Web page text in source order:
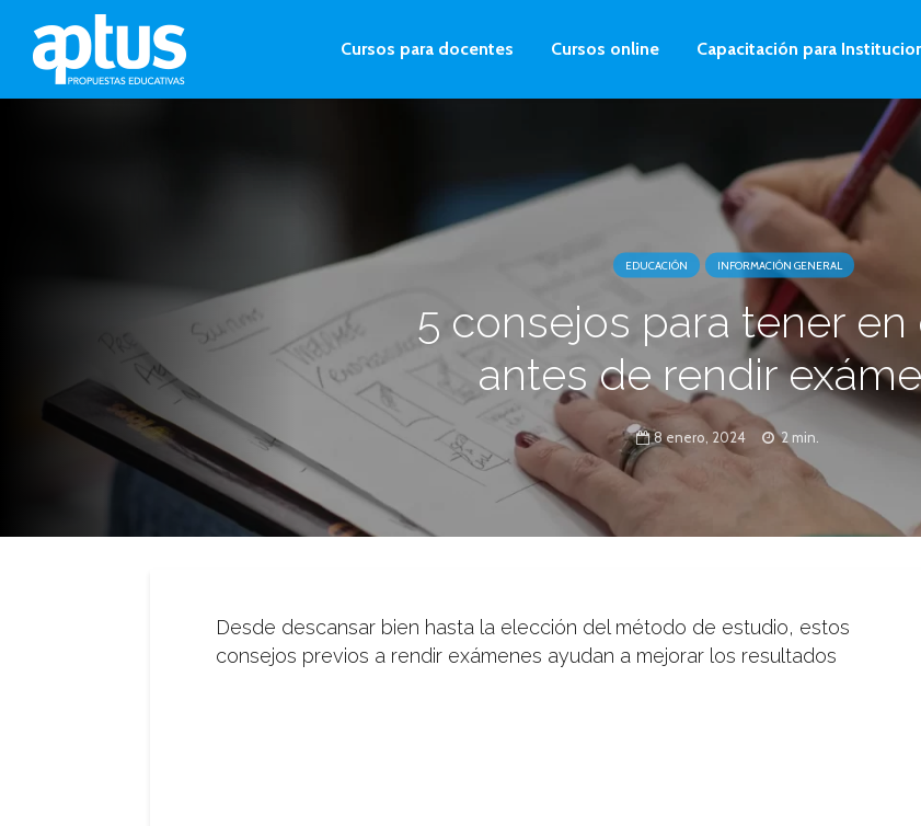
Cursos para docentes Cursos online Capacitación para
EDUCACIÓN INFORMACIÓN GENERAL
5 consejos para tener
antes de rendir
8 enero, 2024 2 min.
Desde descansar bien hasta la elección del método de estudio, estos
consejos previos a rendir exámenes ayudan a mejorar los resultados